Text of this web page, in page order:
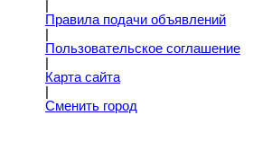
Правила подачи объявлений
Пoльзовательское соглашение
Карта сайта
Сменить город